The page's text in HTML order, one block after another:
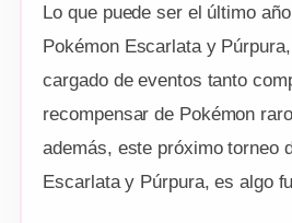
Lo que puede ser el último
Pokémon Escarlata y
cargado de eventos tanto
recompensar de Pokémon
además, este próximo torneo
Escarlata y Púrpura, es algo